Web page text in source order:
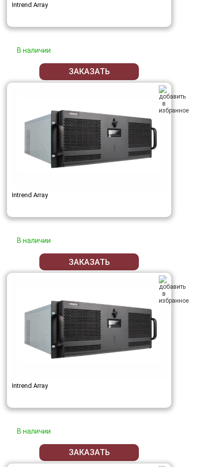
Intrend Array
В наличии
ЗАКАЗАТЬ
Intrend Array
В наличии
ЗАКАЗАТЬ
Intrend Array
В наличии
ЗАКАЗАТЬ